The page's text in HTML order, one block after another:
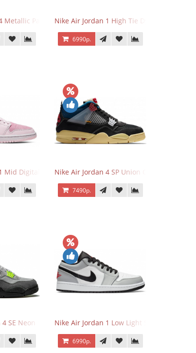
Metallic Pack PurpleNike Air Jordan 1 High Tie Dye
6990р.
Mid Digital PinkNike Air Jordan 4 SP Union Off Noir
7490р.
SE Neon Nike Air Jordan 1 Low Light Smoke Grey
6990р.